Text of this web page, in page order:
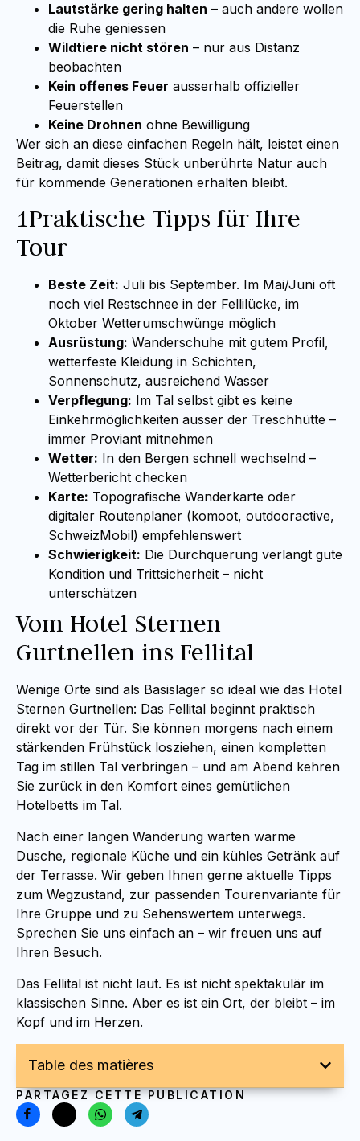
Lautstärke gering halten – auch andere wollen
die Ruhe geniessen
Wildtiere nicht stören – nur aus Distanz
beobachten
Kein offenes Feuer ausserhalb offizieller
Feuerstellen
Keine Drohnen ohne Bewilligung
Wer sich an diese einfachen Regeln hält, leistet einen
Beitrag, damit dieses Stück unberührte Natur auch
für kommende Generationen erhalten bleibt.
1Praktische Tipps für Ihre
Tour
Beste Zeit: Juli bis September. Im Mai/Juni oft
noch viel Restschnee in der Fellilücke, im
Oktober Wetterumschwünge möglich
Ausrüstung: Wanderschuhe mit gutem Profil,
wetterfeste Kleidung in Schichten,
Sonnenschutz, ausreichend Wasser
Verpflegung: Im Tal selbst gibt es keine
Einkehrmöglichkeiten ausser der Treschhütte –
immer Proviant mitnehmen
Wetter: In den Bergen schnell wechselnd –
Wetterbericht checken
Karte: Topografische Wanderkarte oder
digitaler Routenplaner (komoot, outdooractive,
SchweizMobil) empfehlenswert
Schwierigkeit: Die Durchquerung verlangt gute
Kondition und Trittsicherheit – nicht
unterschätzen
Vom Hotel Sternen
Gurtnellen ins Fellital
Wenige Orte sind als Basislager so ideal wie das Hotel
Sternen Gurtnellen: Das Fellital beginnt praktisch
direkt vor der Tür. Sie können morgens nach einem
stärkenden Frühstück losziehen, einen kompletten
Tag im stillen Tal verbringen – und am Abend kehren
Sie zurück in den Komfort eines gemütlichen
Hotelbetts im Tal.
Nach einer langen Wanderung warten warme
Dusche, regionale Küche und ein kühles Getränk auf
der Terrasse. Wir geben Ihnen gerne aktuelle Tipps
zum Wegzustand, zur passenden Tourenvariante für
Ihre Gruppe und zu Sehenswertem unterwegs.
Sprechen Sie uns einfach an – wir freuen uns auf
Ihren Besuch.
Das Fellital ist nicht laut. Es ist nicht spektakulär im
klassischen Sinne. Aber es ist ein Ort, der bleibt – im
Kopf und im Herzen.
Table des matières
PARTAGEZ CETTE PUBLICATION